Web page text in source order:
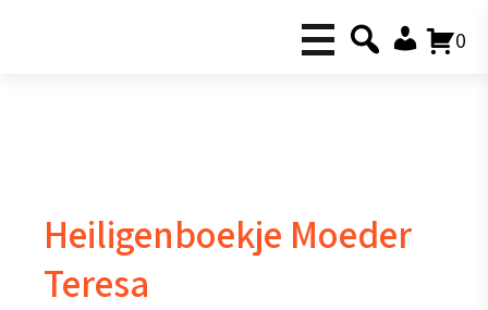
0
Heiligenboekje Moeder
Teresa